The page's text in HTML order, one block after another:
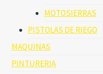
MOTOSIERRAS
PISTOLAS DE RIEGO
MAQUINAS
PINTURERIA